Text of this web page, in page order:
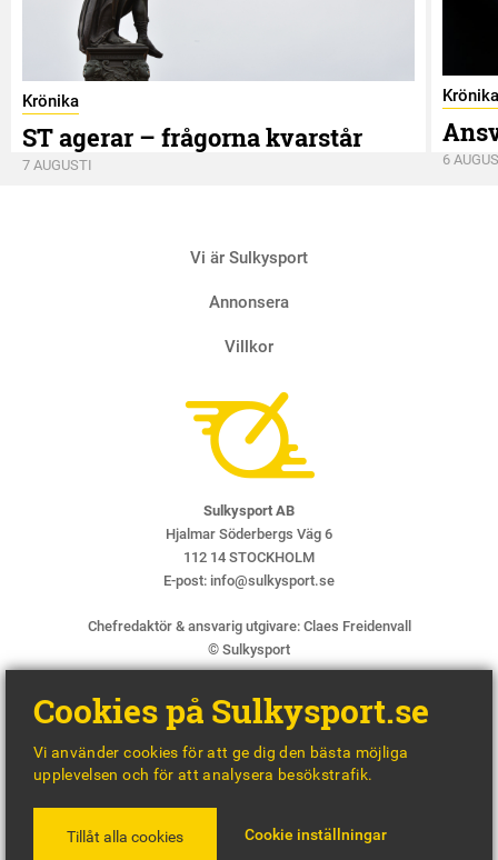
Krönika
ST agerar – frågorna kvarstår
7 AUGUSTI
Krönika
6
Vi är Sulkysport
Annonsera
Villkor
Sulkysport AB
Hjalmar Söderbergs Väg 6
112 14 STOCKHOLM
E-post: info@sulkysport.se
Chefredaktör & ansvarig utgivare: Claes Freidenvall
© Sulkysport
Cookies på Sulkysport.se
Vi använder cookies för att ge dig den bästa möjliga
upplevelsen och för att analysera besökstrafik.
Tillåt alla cookies Cookie inställningar